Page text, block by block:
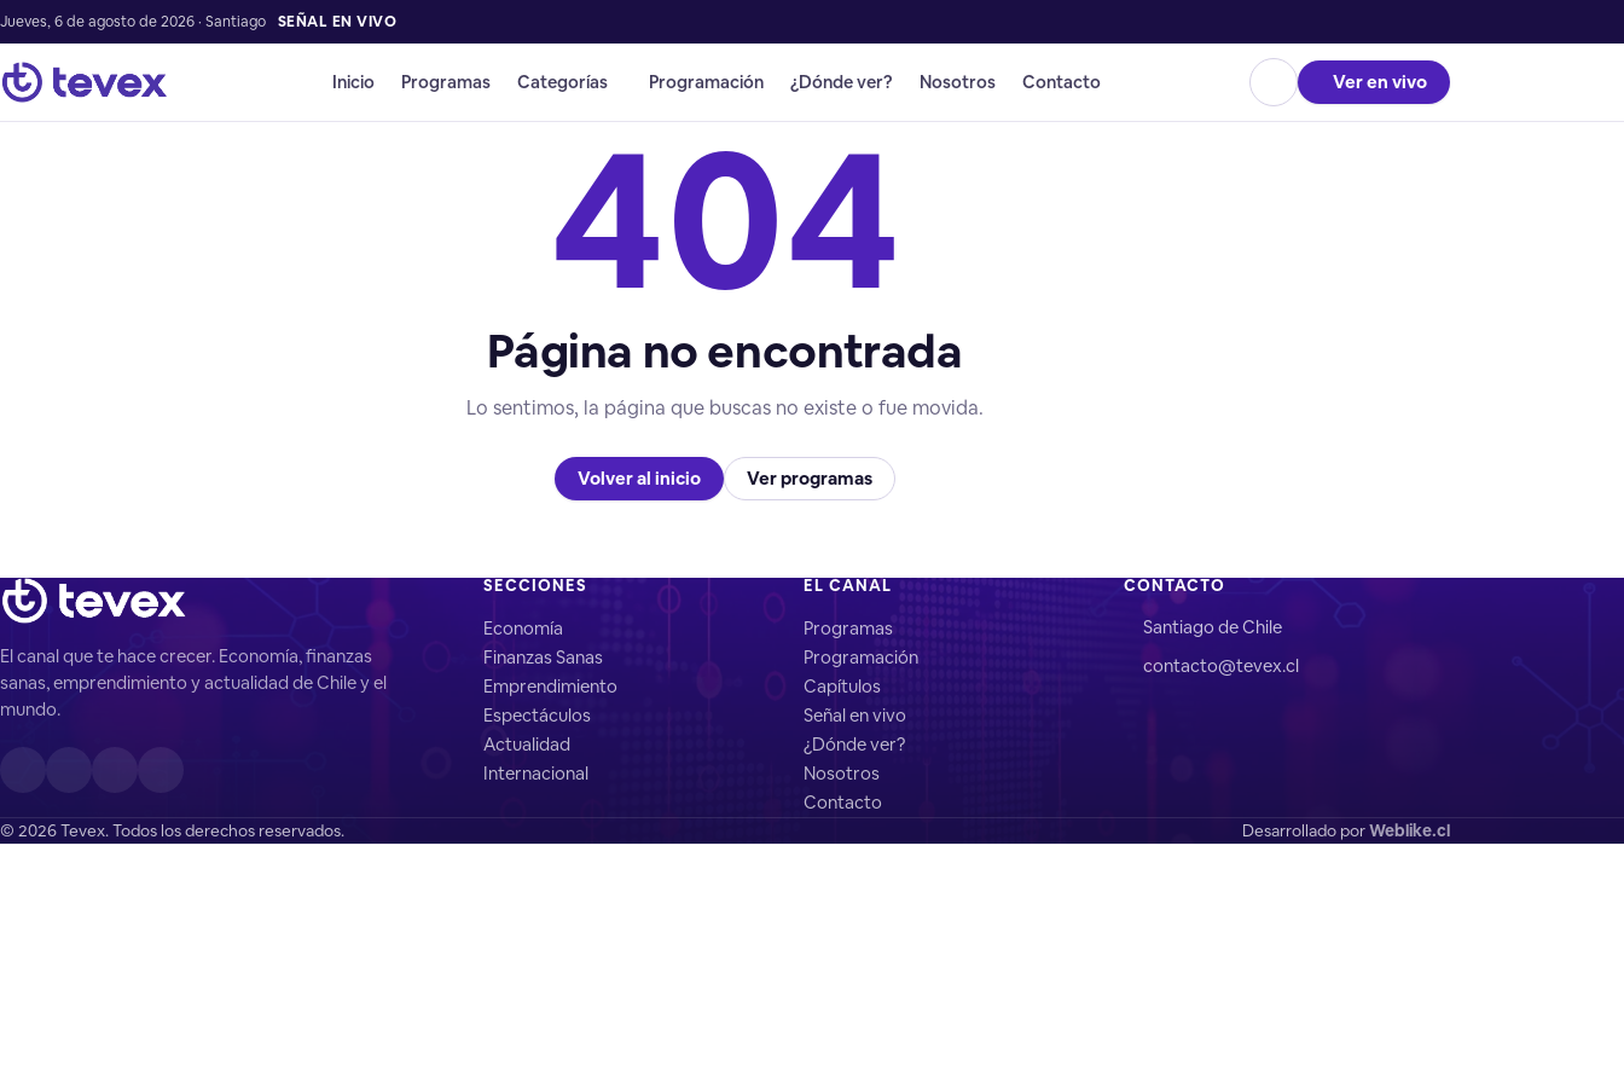
Jueves, 6 de agosto de 2026 · Santiago SEÑAL EN VIVO
Inicio Programas Categorías Programación ¿Dónde ver? Nosotros Contacto Ver en vivo
404
Página no encontrada
Lo sentimos, la página que buscas no existe o fue movida.
Volver al inicio Ver programas
El canal que te hace crecer. Economía, finanzas
sanas, emprendimiento y actualidad de Chile y el
mundo.
SECCIONES
Economía
Finanzas Sanas
Emprendimiento
Espectáculos
Actualidad
Internacional
EL CANAL
Programas
Programación
Capítulos
Señal en vivo
¿Dónde ver?
Nosotros
Contacto
CONTACTO
Santiago de Chile
contacto@tevex.cl
© 2026 Tevex. Todos los derechos reservados. Desarrollado porWeblike.cl